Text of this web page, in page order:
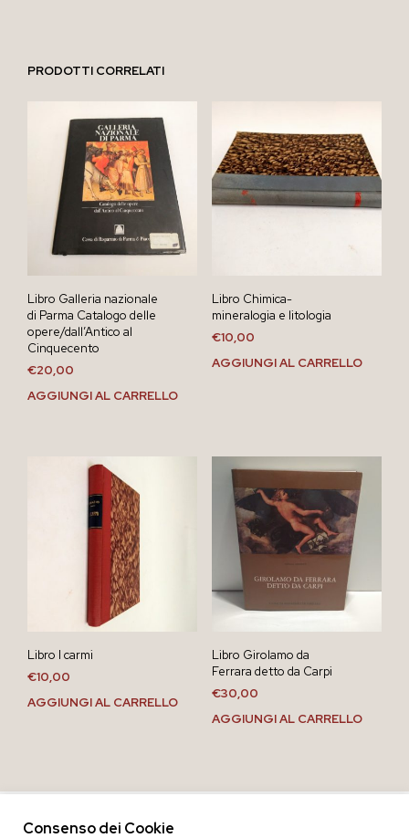
PRODOTTI CORRELATI
Libro Galleria nazionale
di Parma Catalogo delle
opere/dall’Antico al
Cinquecento
€20,00
AGGIUNGI AL CARRELLO
Libro Chimica-
mineralogia e litologia
€10,00
AGGIUNGI AL CARRELLO
Libro I carmi
€10,00
AGGIUNGI AL CARRELLO
Libro Girolamo da
Ferrara detto da Carpi
€30,00
AGGIUNGI AL CARRELLO
Consenso dei Cookie